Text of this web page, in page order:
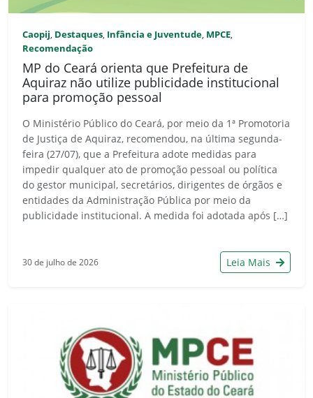
Caopij, Destaques, Infância e Juventude, MPCE,
Recomendação
MP do Ceará orienta que Prefeitura de
Aquiraz não utilize publicidade institucional
para promoção pessoal
O Ministério Público do Ceará, por meio da 1ª Promotoria
de Justiça de Aquiraz, recomendou, na última segunda-
feira (27/07), que a Prefeitura adote medidas para
impedir qualquer ato de promoção pessoal ou política
do gestor municipal, secretários, dirigentes de órgãos e
entidades da Administração Pública por meio da
publicidade institucional. A medida foi adotada após […]
30 de julho de 2026 Leia Mais